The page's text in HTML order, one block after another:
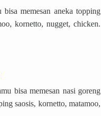
memesan aneka topping
kornetto, nugget, chicken.
bisa memesan nasi goreng
saosis, kornetto, matamoo,